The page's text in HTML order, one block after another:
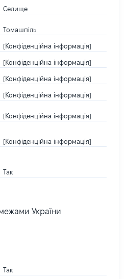
Селище
Томашпіль
[Конфіденційна інформація]
[Конфіденційна інформація]
[Конфіденційна інформація]
[Конфіденційна інформація]
[Конфіденційна інформація]
[Конфіденційна інформація]
Так
межами України
Так